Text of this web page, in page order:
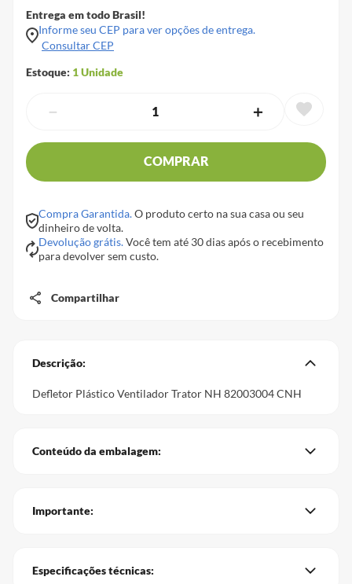
Entrega em todo Brasil!
Informe seu CEP para ver opções de entrega.
Consultar CEP
Estoque: 1Unidade
＋
－
COMPRAR
Compra Garantida.O produto certo na sua casa ou seu
dinheiro de volta.
Devolução grátis.Você tem até 30 dias após o recebimento
para devolver sem custo.
Compartilhar
Descrição:
Defletor Plástico Ventilador Trator NH 82003004 CNH
Conteúdo da embalagem:
Importante:
Especificações técnicas: